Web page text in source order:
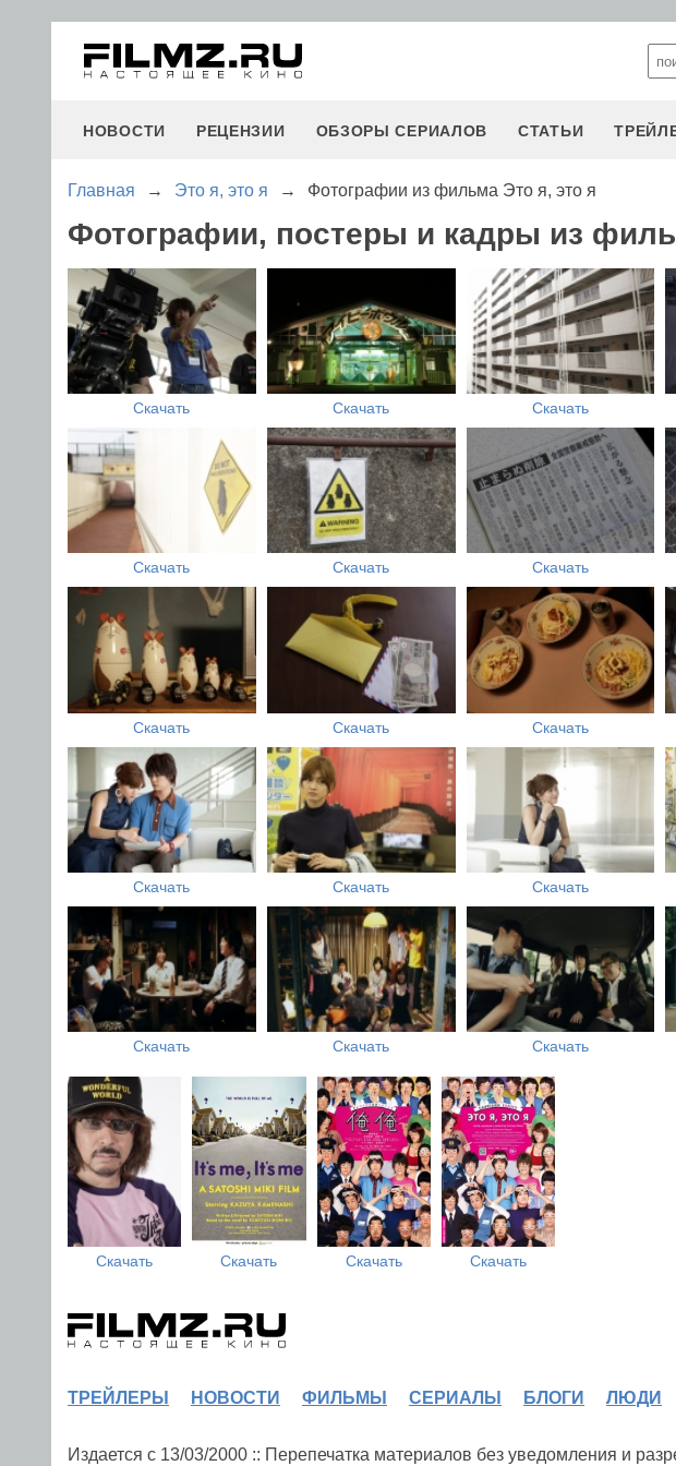
НОВОСТИ РЕЦЕНЗИИ ОБЗОРЫ СЕРИАЛОВ СТАТЬИ
Главная → Это я, это я → Фотографии из фильма Это я, это я
Фотографии, постеры и кадры из
Скачать Скачать Скачать
Скачать Скачать Скачать
Скачать Скачать Скачать
Скачать Скачать Скачать
Скачать Скачать Скачать
Скачать Скачать Скачать Скачать
ТРЕЙЛЕРЫ НОВОСТИ ФИЛЬМЫ СЕРИАЛЫ БЛОГИ ЛЮДИ
Издается с 13/03/2000 :: Перепечатка материалов без уведомления и